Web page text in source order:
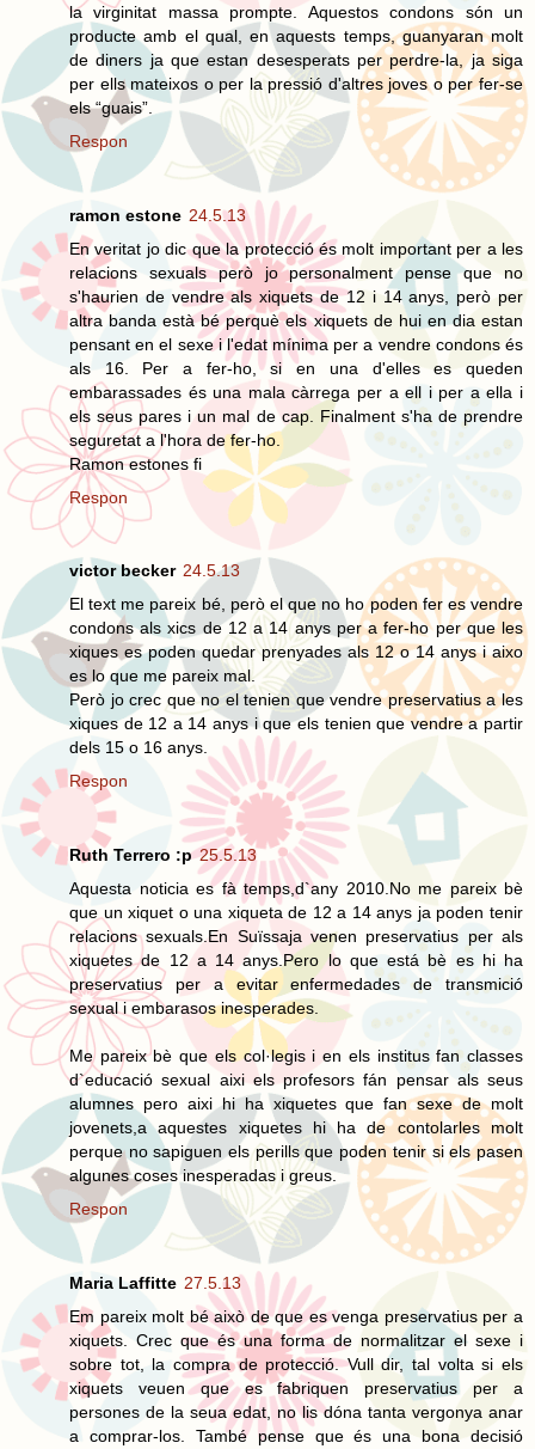
la virginitat massa prompte. Aquestos condons són un
producte amb el qual, en aquests temps, guanyaran molt
de diners ja que estan desesperats per perdre-la, ja siga
per ells mateixos o per la pressió d'altres joves o per fer-se
els “guais”.
Respon
ramon estone 24.5.13
En veritat jo dic que la protecció és molt important per a les
relacions sexuals però jo personalment pense que no
s'haurien de vendre als xiquets de 12 i 14 anys, però per
altra banda està bé perquè els xiquets de hui en dia estan
pensant en el sexe i l'edat mínima per a vendre condons és
als 16. Per a fer-ho, si en una d'elles es queden
embarassades és una mala càrrega per a ell i per a ella i
els seus pares i un mal de cap. Finalment s'ha de prendre
seguretat a l'hora de fer-ho.
Ramon estones fi
Respon
victor becker 24.5.13
El text me pareix bé, però el que no ho poden fer es vendre
condons als xics de 12 a 14 anys per a fer-ho per que les
xiques es poden quedar prenyades als 12 o 14 anys i aixo
es lo que me pareix mal.
Però jo crec que no el tenien que vendre preservatius a les
xiques de 12 a 14 anys i que els tenien que vendre a partir
dels 15 o 16 anys.
Respon
Ruth Terrero :p 25.5.13
Aquesta noticia es fà temps,d`any 2010.No me pareix bè
que un xiquet o una xiqueta de 12 a 14 anys ja poden tenir
relacions sexuals.En Suïssaja venen preservatius per als
xiquetes de 12 a 14 anys.Pero lo que está bè es hi ha
preservatius per a evitar enfermedades de transmició
sexual i embarasos inesperades.
Me pareix bè que els col·legis i en els institus fan classes
d`educació sexual aixi els profesors fán pensar als seus
alumnes pero aixi hi ha xiquetes que fan sexe de molt
jovenets,a aquestes xiquetes hi ha de contolarles molt
perque no sapiguen els perills que poden tenir si els pasen
algunes coses inesperadas i greus.
Respon
Maria Laffitte 27.5.13
Em pareix molt bé això de que es venga preservatius per a
xiquets. Crec que és una forma de normalitzar el sexe i
sobre tot, la compra de protecció. Vull dir, tal volta si els
xiquets veuen que es fabriquen preservatius per a
persones de la seua edat, no lis dóna tanta vergonya anar
a comprar-los. També pense que és una bona decisió